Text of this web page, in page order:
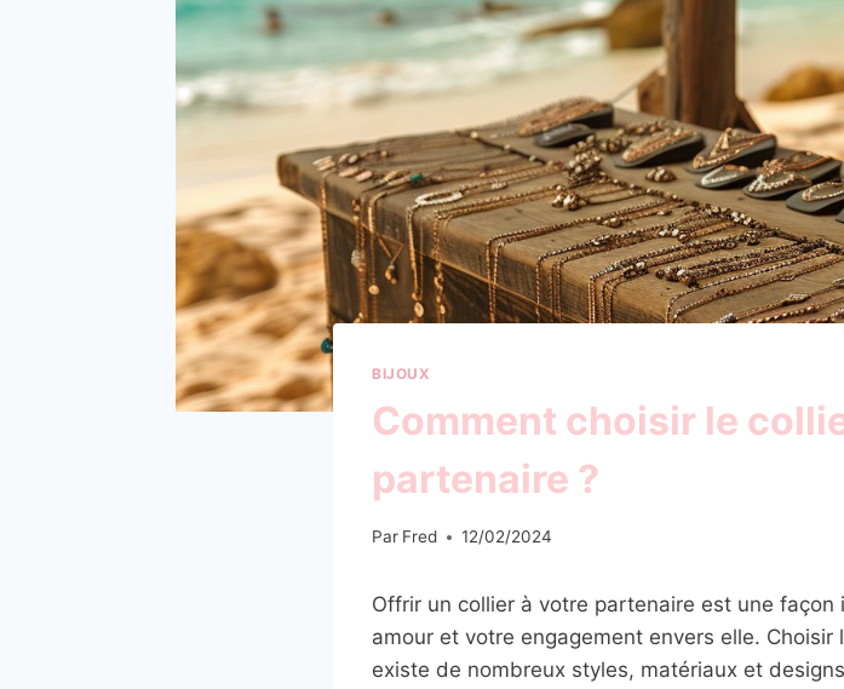
BIJOUX
Comment choisir le
partenaire ?
Par Fred 12/02/2024
Offrir un collier à votre partenaire est une
amour et votre engagement envers elle.
existe de nombreux styles, matériaux et